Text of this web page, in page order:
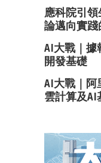
應科院引
論邁向實踐
AI大戰｜據
開發基礎
AI大戰｜阿
雲計算及AI